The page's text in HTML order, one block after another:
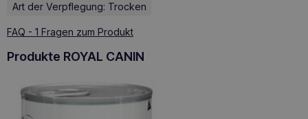
Art der Verpflegung: Trocken
FAQ - 1 Fragen zum Produkt
Produkte ROYAL CANIN